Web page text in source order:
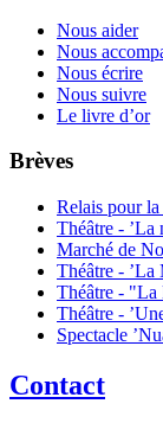
Nous aider
Nous
Nous écrire
Nous suivre
Le livre d’or
Brèves
Relais pour
Théâtre - ’La
Marché de
Théâtre - ’La
Théâtre - "La
Théâtre -
Spectacle
Contact